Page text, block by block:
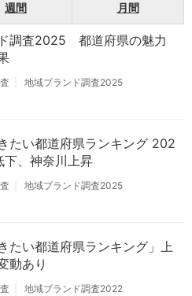
週間 月間
調査2025 都道府県の魅力
地域ブランド調査2025
たい都道府県ランキング 202
下、神奈川上昇
地域ブランド調査2025
たい都道府県ランキング」上
動あり
地域ブランド調査2022